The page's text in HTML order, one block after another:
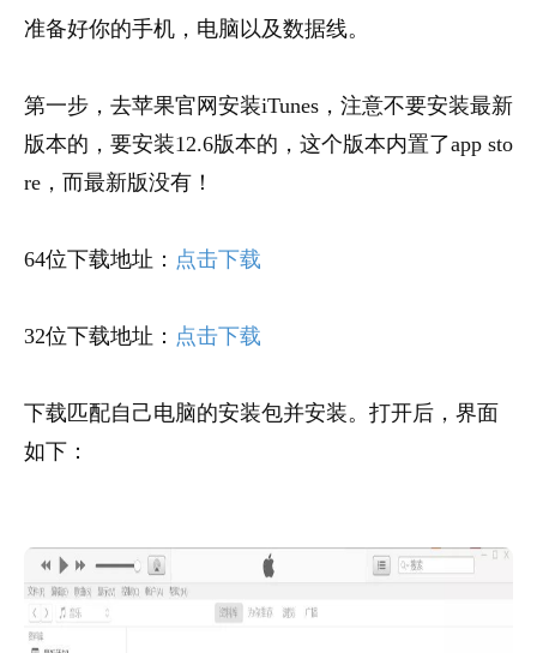
准备好你的手机，电脑以及数据线。
第一步，去苹果官网安装iTunes，注意不要安装最新
版本的，要安装12.6版本的，这个版本内置了app sto
re，而最新版没有！
64位下载地址： 点击下载
32位下载地址： 点击下载
下载匹配自己电脑的安装包并安装。打开后，界面
如下：